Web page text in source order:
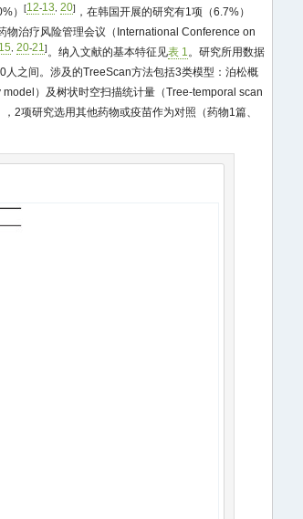
）[12-13,20] ，在韩国开展的研究有1项（6.7%）
物治疗风险管理会议（International Conference on
15,20-21]。纳入文献的基本特征见表 1。研究所用数据
之间。涉及的TreeScan方法包括3类模型：泊松概
）及树状时空扫描统计量（Tree-temporal scan
2项研究选用其他药物或疫苗作为对照（药物1篇、